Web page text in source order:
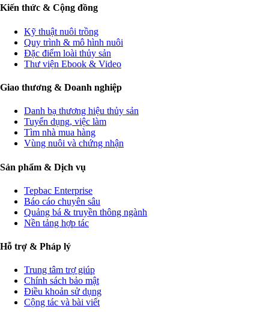
Kiến thức & Cộng đồng
Kỹ thuật nuôi trồng
Quy trình & mô hình nuôi
Đặc điểm loài thủy sản
Thư viện Ebook & Video
Giao thương & Doanh nghiệp
Danh bạ thương hiệu thủy sản
Tuyển dụng, việc làm
Tìm nhà mua hàng
Vùng nuôi và chứng nhận
Sản phẩm & Dịch vụ
Tepbac Enterprise
Báo cáo chuyên sâu
Quảng bá & truyền thông ngành
Nền tảng hợp tác
Hỗ trợ & Pháp lý
Trung tâm trợ giúp
Chính sách bảo mật
Điều khoản sử dụng
Cộng tác và bài viết